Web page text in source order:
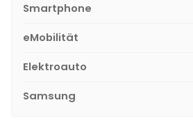
Smartphone
eMobilität
Elektroauto
Samsung